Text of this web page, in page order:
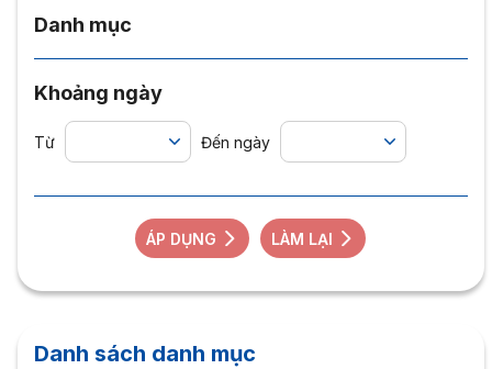
Danh mục
Khoảng ngày
Từ Đến ngày
ÁP DỤNG LÀM LẠI
Danh sách danh mục